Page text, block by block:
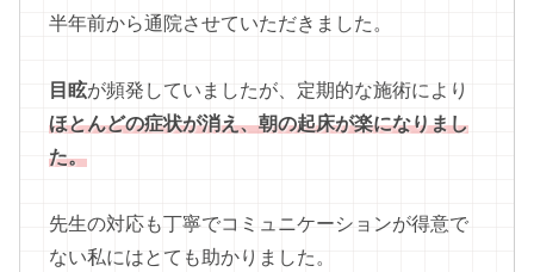
半年前から通院させていただきました。
目眩が頻発していましたが、定期的な施術により
ほとんどの症状が消え、朝の起床が楽になりまし
た。
先生の対応も丁寧でコミュニケーションが得意で
ない私にはとても助かりました。